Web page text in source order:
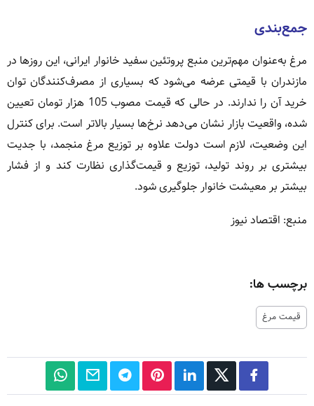
جمع‌بندی
مرغ به‌عنوان مهم‌ترین منبع پروتئین سفید خانوار ایرانی، این روزها در
مازندران با قیمتی عرضه می‌شود که بسیاری از مصرف‌کنندگان توان
خرید آن را ندارند. در حالی که قیمت مصوب 105 هزار تومان تعیین
شده، واقعیت بازار نشان می‌دهد نرخ‌ها بسیار بالاتر است. برای کنترل
این وضعیت، لازم است دولت علاوه بر توزیع مرغ منجمد، با جدیت
بیشتری بر روند تولید، توزیع و قیمت‌گذاری نظارت کند و از فشار
بیشتر بر معیشت خانوار جلوگیری شود.
منبع: اقتصاد نیوز
برچسب ها:
قیمت مرغ